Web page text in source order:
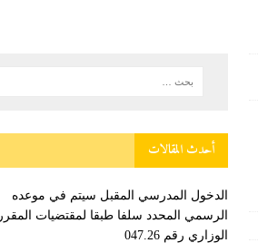
أحدث المقالات
الدخول المدرسي المقبل سیتم في موعده
الرسمي المحدد سلفا طبقا لمقتضیات المقرر
الوزاري رقم 047.26